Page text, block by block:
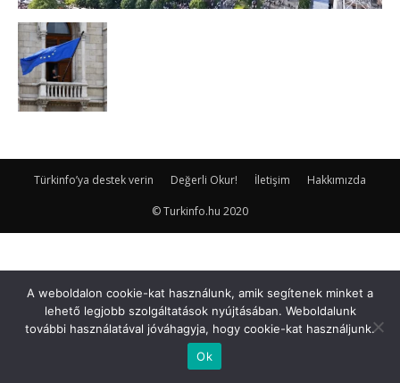
Türkinfo’ya destek verin Değerli Okur! İletişim Hakkımızda
© Turkinfo.hu 2020
A weboldalon cookie-kat használunk, amik segítenek minket a
lehető legjobb szolgáltatások nyújtásában. Weboldalunk
további használatával jóváhagyja, hogy cookie-kat használjunk.
Ok